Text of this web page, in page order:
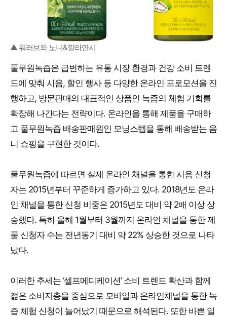
▲ 워러브와 노니&깔라만시
풀무원녹즙은 급변하는 유통 시장 환경과 건강 소비 트렌
드에 맞춰 시음, 할인 행사 등 다양한 온라인 프로모션을 진
행하고, 방문판매의 대표적인 상품인 녹즙의 체험 기회를
확장해 나간다는 전략이다. 온라인을 통해 제품을 구매하
고 풀무원녹즙 배송판매원인 모닝스텝을 통해 배송받는 옴
니 쇼핑을 구현한 것이다.
풀무원녹즙에 따르면 실제 온라인 채널을 통한 시음 신청
자는 2015년부터 꾸준하게 증가하고 있다. 2018년도 온라
인 채널을 통한 신청 비중은 2015년도 대비 약 2배 이상 상
승했다. 특히 올해 1월부터 3월까지 온라인 채널을 통한 제
품 신청자 수는 전년동기 대비 약 22% 상승한 것으로 나타
났다.
이러한 추세는 ‘셀프메디케이션’ 소비 트렌드 확산과 함께
젊은 소비자층을 중심으로 모바일과 온라인채널을 통한 녹
즙 체험 신청이 늘어났기 때문으로 해석된다. 또한 바쁜 일